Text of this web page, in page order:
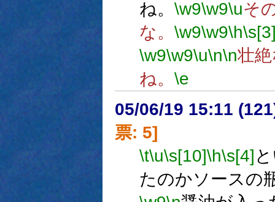
ね。 \w9\w9\uそ
な。 \w9\w9\h
\w9\w9\u\n\n壮
ね。 \e
05/06/19 15:11
票: 5]
\t\u\s[10]\h\s[4]
たのかソースの